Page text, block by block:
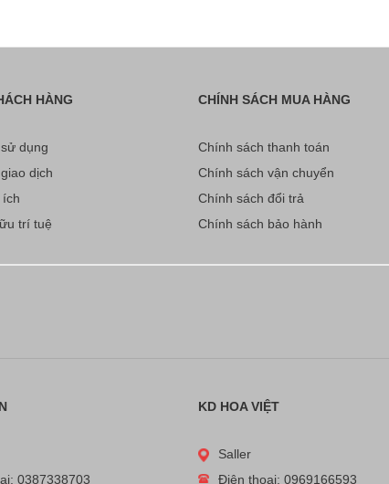
HÀNG
dụng
dịch
ích
trí tuệ
CHÍNH SÁCH MUA HÀNG
Chính sách thanh toán
Chính sách vận chuyển
Chính sách đổi trả
Chính sách bảo hành
0387338703
KD HOA VIỆT
Saller
Điện thoại: 0969166593